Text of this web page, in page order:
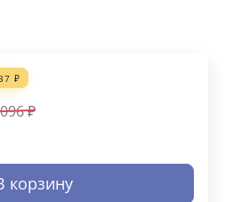
₽
₽
корзину